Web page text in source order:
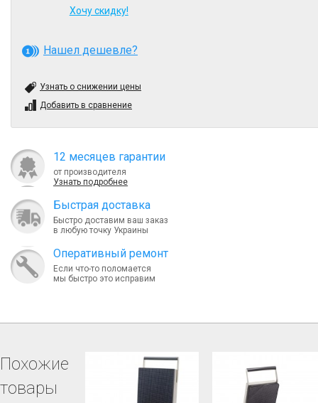
Хочу скидку!
Нашел дешевле?
Узнать о снижении цены
Добавить в сравнение
12 месяцев гарантии
от производителя
Узнать подробнее
Быcтрая доставка
Быстро доставим ваш заказ
в любую точку Украины
Оперативный ремонт
Если что-то поломается
мы быстро это исправим
Похожие
товары